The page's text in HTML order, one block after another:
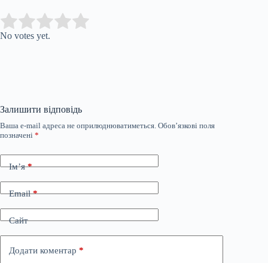
Rate this item:
No votes yet.
Залишити відповідь
Ваша e-mail адреса не оприлюднюватиметься. Обов’язкові поля
позначені *
Ім’я*
Email*
Сайт
Додати коментар *